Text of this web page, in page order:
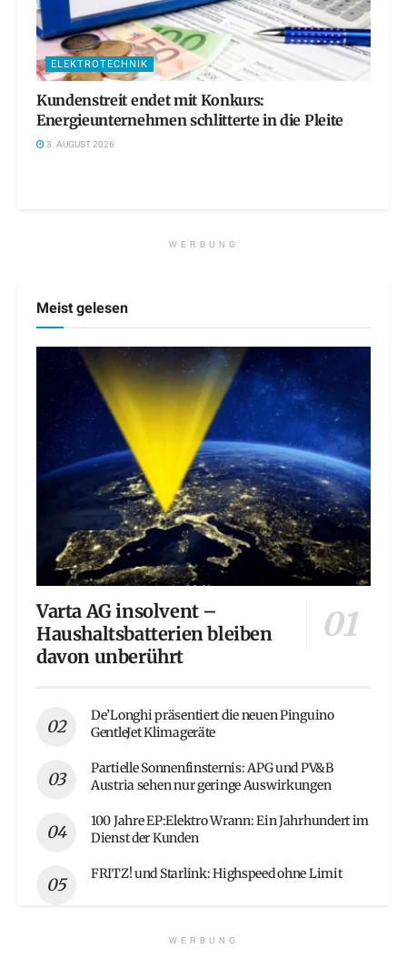
ELEKTROTECHNIK
Kundenstreit endet mit Konkurs:
Energieunternehmen schlitterte in die Pleite
3. AUGUST 2026
WERBUNG
Meist gelesen
Varta AG insolvent –
Haushaltsbatterien bleiben
davon unberührt
De’Longhi präsentiert die neuen Pinguino
GentleJet Klimageräte
Partielle Sonnenfinsternis: APG und PV&B
Austria sehen nur geringe Auswirkungen
100 Jahre EP:Elektro Wrann: Ein Jahrhundert im
Dienst der Kunden
FRITZ! und Starlink: Highspeed ohne Limit
WERBUNG